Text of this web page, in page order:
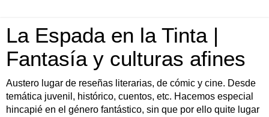
La Espada en la Tinta |
Fantasía y culturas afines
Austero lugar de reseñas literarias, de cómic y cine. Desde
temática juvenil, histórico, cuentos, etc. Hacemos especial
hincapié en el género fantástico, sin que por ello quite lugar